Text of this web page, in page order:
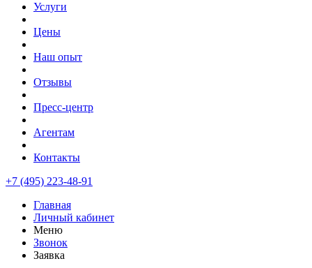
Услуги
Цены
Наш опыт
Отзывы
Пресс-центр
Агентам
Контакты
+7 (495) 223-48-91
Главная
Личный кабинет
Меню
Звонок
Заявка